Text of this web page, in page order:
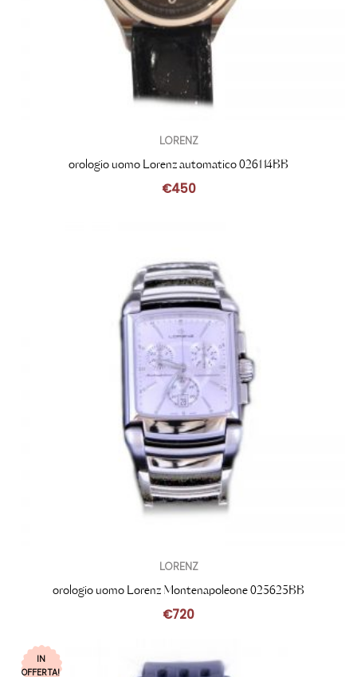
LORENZ
orologio uomo Lorenz automatico 026114BB
€450
LORENZ
orologio uomo Lorenz Montenapoleone 025625BB
€720
IN
OFFERTA!